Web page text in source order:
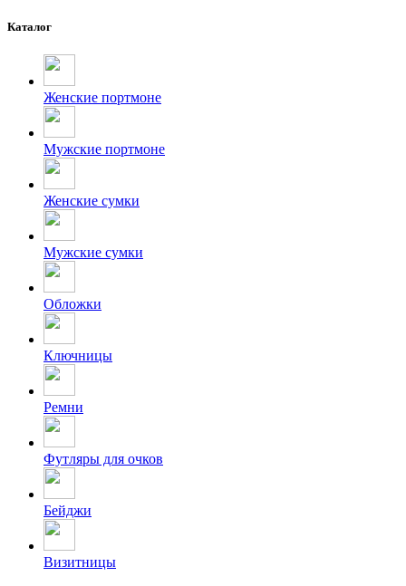
Каталог
Женские портмоне
Мужские портмоне
Женские сумки
Мужские сумки
Обложки
Ключницы
Ремни
Футляры для очков
Бейджи
Визитницы